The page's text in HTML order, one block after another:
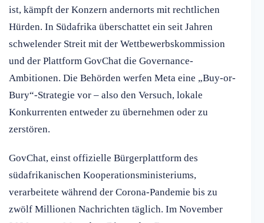
ist, kämpft der Konzern andernorts mit rechtlichen
Hürden. In Südafrika überschattet ein seit Jahren
schwelender Streit mit der Wettbewerbskommission
und der Plattform GovChat die Governance-
Ambitionen. Die Behörden werfen Meta eine „Buy-or-
Bury“-Strategie vor – also den Versuch, lokale
Konkurrenten entweder zu übernehmen oder zu
zerstören.
GovChat, einst offizielle Bürgerplattform des
südafrikanischen Kooperationsministeriums,
verarbeitete während der Corona-Pandemie bis zu
zwölf Millionen Nachrichten täglich. Im November